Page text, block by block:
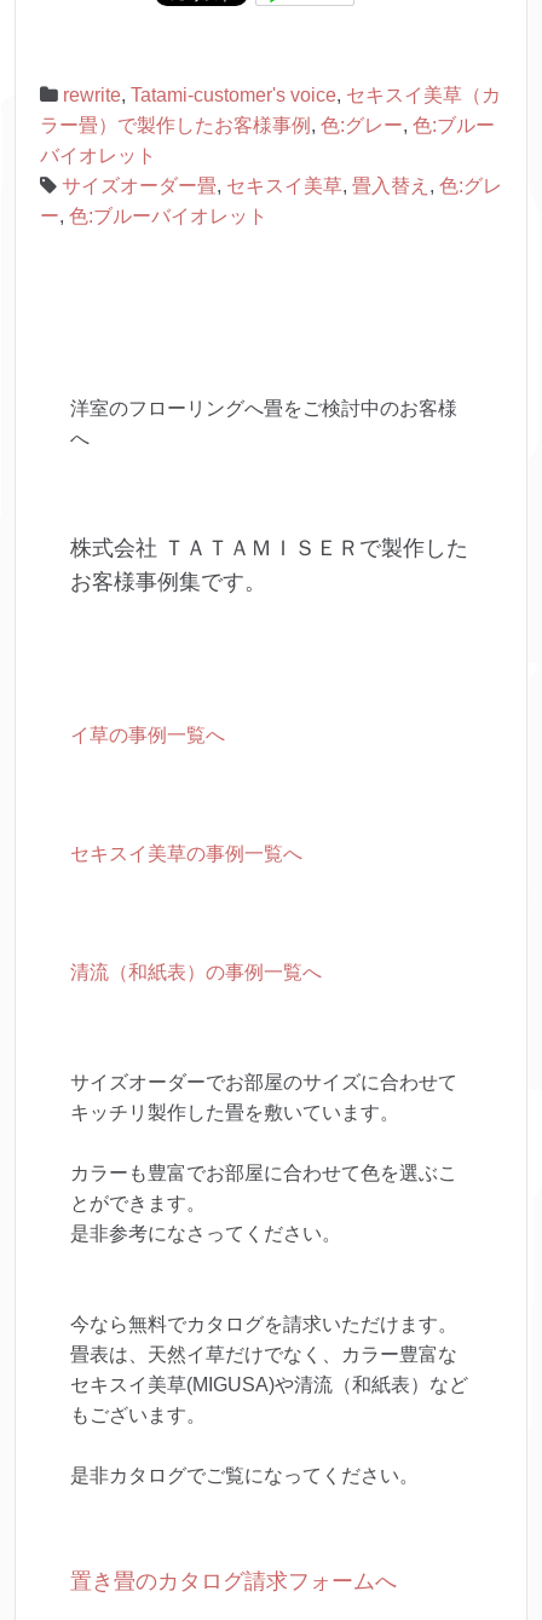
rewrite, Tatami-customer's voice, セキスイ美草（カ
ラー畳）で製作したお客様事例 , 色:グレー, 色:ブルー
バイオレット
サイズオーダー畳, セキスイ美草, 畳入替え , 色:グレ
ー, 色:ブルーバイオレット
洋室のフローリングへ畳をご検討中のお客様
へ
株式会社 ＴＡＴＡＭＩＳＥＲで製作した
お客様事例集です。
イ草の事例一覧へ
セキスイ美草の事例一覧へ
清流（和紙表）の事例一覧へ
サイズオーダーでお部屋のサイズに合わせて
キッチリ製作した畳を敷いています。
カラーも豊富でお部屋に合わせて色を選ぶこ
とができます。
是非参考になさってください。
今なら無料でカタログを請求いただけます。
畳表は、天然イ草だけでなく、カラー豊富な
セキスイ美草(MIGUSA)や清流（和紙表）など
もございます。
是非カタログでご覧になってください。
置き畳のカタログ請求フォームへ